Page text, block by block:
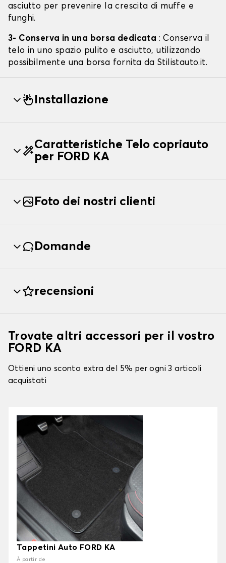
asciutto per prevenire la crescita di muffe e
funghi.
3- Conserva in una borsa dedicata : Conserva il
telo in uno spazio pulito e asciutto, utilizzando
possibilmente una borsa fornita da Stilistauto.it.
Installazione
Caratteristiche Telo copriauto
per FORD KA
Foto dei nostri clienti
Domande
recensioni
Trovate altri accessori per il vostro
FORD KA
Ottieni uno sconto extra del 5% per ogni 3 articoli
acquistati
Tappetini Auto FORD KA
À partir de